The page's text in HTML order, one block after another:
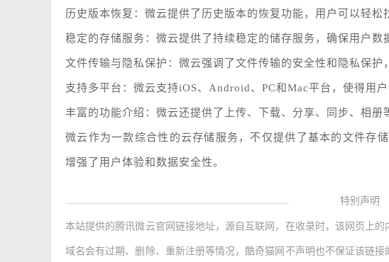
历史版本恢复：微云提供了历史版本的恢复功能，用户可以轻松
稳定的存储服务：微云提供了持续稳定的储存服务，确保用户数
文件传输与隐私保护：微云强调了文件传输的安全性和隐私保护
支持多平台：微云支持iOS、Android、PC和Mac平台，使得用
丰富的功能介绍：微云还提供了上传、下载、分享、同步、相册
微云作为一款综合性的云存储服务，不仅提供了基本的文件存
增强了用户体验和数据安全性。
特别声明
本站提供的腾讯微云官网链接地址，源自互联网，在收录时，该网页上
域名会有过期、删除、重新注册等情况，酷奇猫网不声明也不保证该链